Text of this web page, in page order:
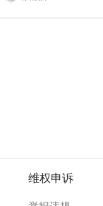
维权申诉